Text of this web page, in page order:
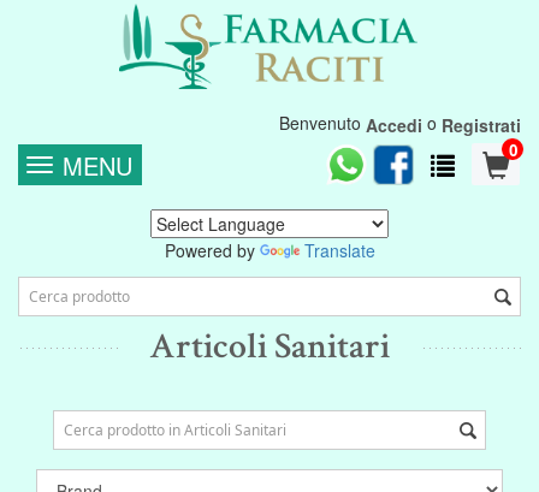
Benvenuto Accedi o Registrati
0
MENU
Powered by Translate
Articoli Sanitari